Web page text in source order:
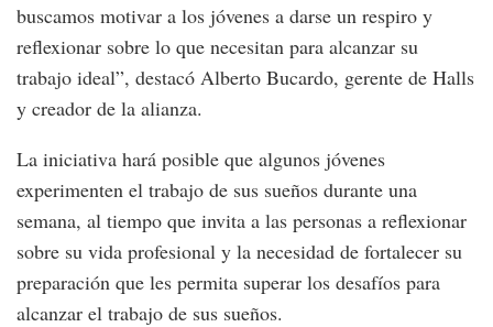
buscamos motivar a los jóvenes a darse un respiro y
reflexionar sobre lo que necesitan para alcanzar su
trabajo ideal”, destacó Alberto Bucardo, gerente de Halls
y creador de la alianza.
La iniciativa hará posible que algunos jóvenes
experimenten el trabajo de sus sueños durante una
semana, al tiempo que invita a las personas a reflexionar
sobre su vida profesional y la necesidad de fortalecer su
preparación que les permita superar los desafíos para
alcanzar el trabajo de sus sueños.